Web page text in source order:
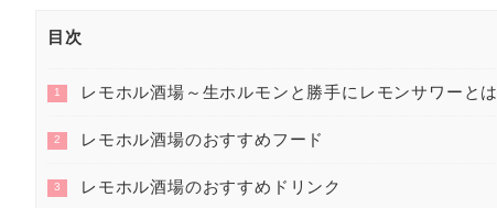
目次
1 レモホル酒場～生ホルモンと勝手にレモンサワーとは
2 レモホル酒場のおすすめフード
3 レモホル酒場のおすすめドリンク